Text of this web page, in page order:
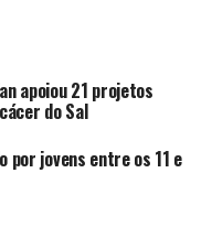
apoiou 21 projetos
do Sal
por jovens entre os 11 e